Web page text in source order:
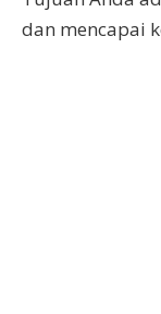
dan mencapai